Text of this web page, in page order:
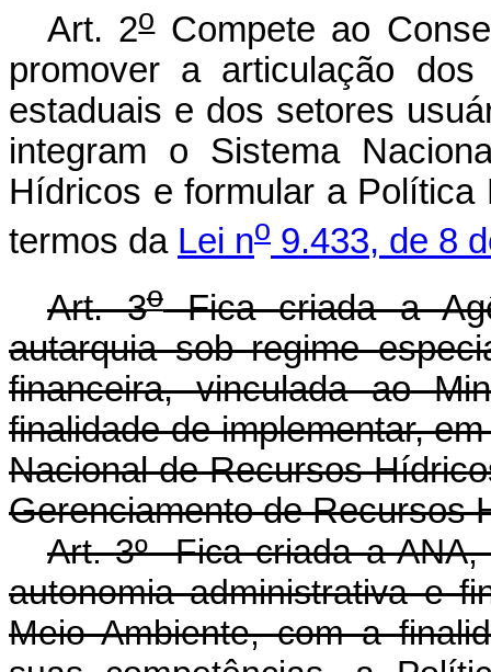
Art. 2oCompete ao
promover a articulação dos
estaduais e dos setores
integram o Sistema
Hídricos e formular a
termos da Lei no 9.433, de 8
Art. 3oFica criada a
autarquia sob regime
financeira, vinculada ao
finalidade de implementar,
Nacional de Recursos
Gerenciamento de Recursos
Art. 3º Fica criada a ANA,
autonomia administrativa e
Meio Ambiente, com a